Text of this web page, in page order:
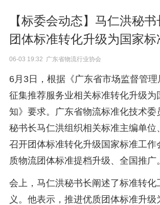
【标委会动态】马仁洪秘
团体标准转化升级为国家标
06-03 19:32 广东省物流行业协会
6月3日，根据《广东省市场监督管
征集推荐服务业相关标准转化升级为
知》要求。广东省物流标准化技术委
秘书长马仁洪组织相关标准主编单位
召开团体标准转化升级国家标准工作
质物流团体标准提档升级、全国推广。
会上，马仁洪秘书长阐述了标准转化
义。他表示，推进优质团体标准升级